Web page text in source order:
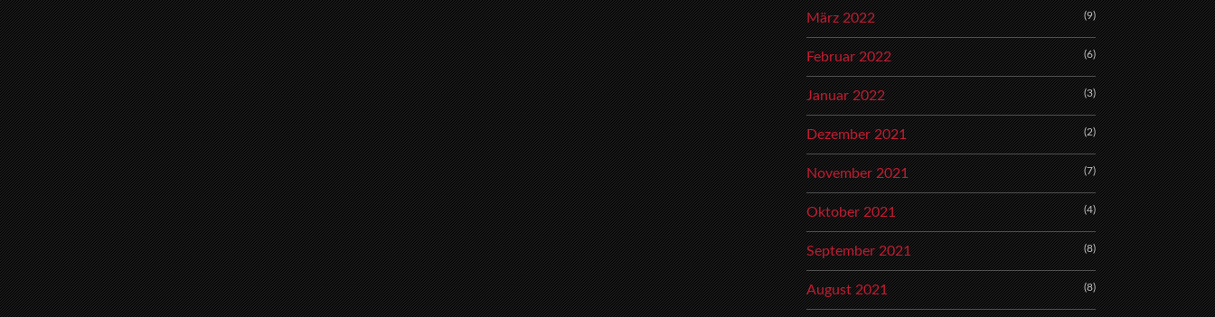
März 2022 (9)
Februar 2022 (6)
Januar 2022 (3)
Dezember 2021 (2)
November 2021 (7)
Oktober 2021 (4)
September 2021 (8)
August 2021 (8)